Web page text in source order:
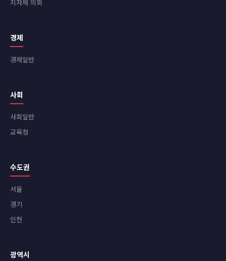
지자체 의회
경제
경제일반
사회
사회일반
교육청
수도권
서울
경기
인천
광역시